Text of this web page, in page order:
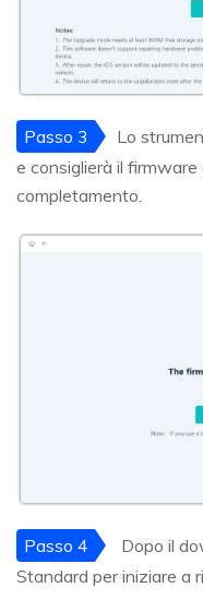
Passo 3
Lo
e consiglierà il
completamento.
Passo 4
Dopo il
Standard per iniziare a